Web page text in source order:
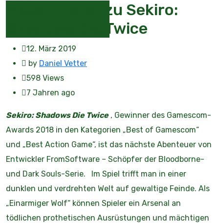
Neuer Trailer zu Sekiro:
Shadows Die Twice
12. März 2019
by Daniel Vetter
598 Views
7 Jahren ago
Sekiro: Shadows Die Twice, Gewinner des Gamescom-
Awards 2018 in den Kategorien „Best of Gamescom“
und „Best Action Game“, ist das nächste Abenteuer von
Entwickler FromSoftware – Schöpfer der Bloodborne-
und Dark Souls-Serie. Im Spiel trifft man in einer
dunklen und verdrehten Welt auf gewaltige Feinde. Als
„Einarmiger Wolf“ können Spieler ein Arsenal an
tödlichen prothetischen Ausrüstungen und mächtigen